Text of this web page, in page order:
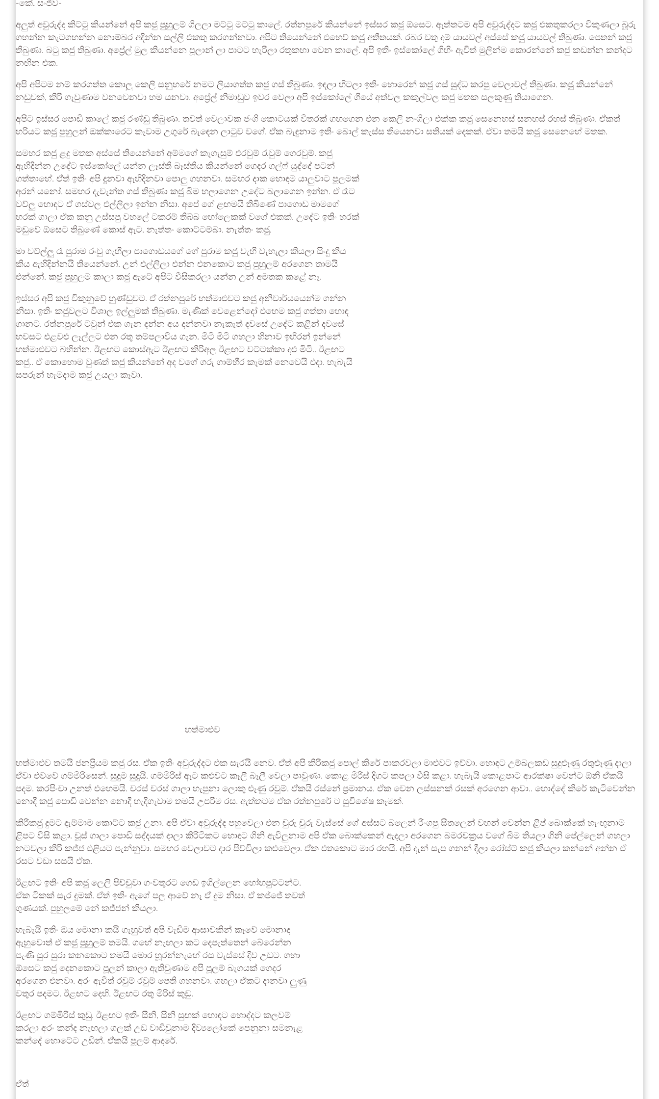
-කේ. සංජීව-
අලුත් අවුරුද්ද කිට්ටු කියන්නේ අපි කජු පුහුලම් ගිලලා මට්ටු මට්ටු කාලේ. රත්නපුරේ කියන්නේ ඉස්සර කජු ඕසෙට. ඇත්තටම අපි අවුරුද්දට කජු එකතුකරලා විකුණලා බූරු
ගහන්න කැටගහන්න නොම්බර අදින්න සල්ලි එකතු කරගන්නවා. අපිට තියෙන්නේ එහෙව් කජු අතීතයක්. රබර වතු දම් යායවල් අස්සේ කජු යායවල් තිබුණා. පෙතන් කජු
තිබුණා. බටු කජු තිබුණා. අප්‍රේල් මුල කියන්නෙ පූලාන් ලා පාටට හැරිලා රතුකහා වෙන කාලේ. අපි ඉතිං ඉස්කෝලේ ගිහිං ඇවිත් මුලින්ම කොරන්නේ කජු කඩන්න කන්දට
නඟින එක.
අපි අපිටම නම් කරගත්ත කොලු කෙලි සනුහරේ නමට ලියාගත්ත කජු ගස් තිබුණා. ඉඳලා හිටලා ඉතිං හොරෙන් කජු ගස් සුද්ධ කරපු වෙලාවල් තිබුණා. කජු කියන්නේ
නඩුවක්, කිරි ගෑවුණාම වනවෙනවා හම යනවා. අප්‍රේල් නිමාඩුව ඉවර වෙලා අපි ඉස්කෝලේ ගියේ අත්වල කකුල්වල කජු මතක සලකුණු තියාගෙන.
අපිට ඉස්සර පොඩි කාලේ කජු රණ්ඩු තිබුණා. තවත් වෙලාවක ජංගි කොටයක් විතරක් ගහගෙන එන කෙලි නංගිලා එක්ක කජු සෙනෙහස් සනහස් රහස් තිබුණා. ඒකත්
හරියට කජු පුහුලන් ඔක්කාරෙට කෑවාම උගුරේ බැඳෙන ලාටුව වගේ. ඒක බැඳුනාම ඉතිං බොල් කැස්ස තියෙනවා සතියක් දෙකක්. ඒවා තමයි කජු සෙනෙහේ මතක.
සමහර කජු ළදු මතක අස්සේ තියෙන්නේ අම්මගේ කෑගැසුම් එරවුම් රැවුම් ගෙරවුම්. කජු
ඇහිදින්න උදේට ඉස්කෝලේ යන්න ලෑස්ති බෑස්තිය කියන්නේ ගෙදර ගල්ෆ් යුද්දේ පටන්
ගත්තාහේ. ඒත් ඉතිං අපි දූනවා ඇහිදිනවා පොලු ගහනවා. සමහර දාක හොඳම යාලුවාට පූලමක්
අරන් යනෝ. සමහර දැවැන්ත ගස් තිබුණා කජු බිම හලාගෙන උදේට බලාගෙන ඉන්න. ඒ රෑට
වව්ලු හොඳට ඒ ගස්වල එල්ලිලා ඉන්න නිසා. අපේ ගේ ළඟමයි තිබිණේ පාගොඩ මාමගේ
හරක් ගාලා ඒක කනු උස්සපු වහලේ ටකරම් තිබ්බ හෝලෙකක් වගේ එකක්. උදේට ඉතිං හරක්
මඩුවේ ඕසෙට තිබුණේ කොස් ඇට. නැත්තං කොට්ටම්බා. නැත්තං කජු.
මා වව්ල්ලු රෑ පුරාම රංචු ගැහීලා පාගොඩයගේ ගේ පුරාම කජු වැහි වැහැලා කියලා සිංදු කිය
කිය ඇහිදින්නයි තියෙන්නේ. උන් එල්ලිලා එන්න එනකොට කජු පුහුලම් අරගෙන තාමයි
එන්නේ. කජු පුහුලම කාලා කජු ඇටේ අපිට වීසිකරලා යන්න උන් අමතක කළේ නෑ.
ඉස්සර අපි කජු විකුනුවේ හුණ්ඩුවට. ඒ රත්නපුරේ හත්මාළුවට කජු අනිවාර්යයෙන්ම ගන්න
නිසා. ඉතිං කජුවලට විශාල ඉල්ලුමක් තිබුණා. මැණික් වෙළෙන්දෝ එහෙම කජු ගත්තා හොඳ
ගානට. රත්නපුරේ ටවුන් එක ගැන දන්න අය දන්නවා නැකැත් දවසේ උදේට කළින් දවසේ
හවසට එළවළු ලෑල්ලට එන රතු තම්පලාවිය ගැන. මිටි මිටි ගහලා හිනාව ඉහිරන් ඉන්නේ
හත්මාළුවට බහින්න. ඊළඟට කොස්ඇට ඊළඟට කිරිඅල ඊළඟට වට්ටක්කා දළු මිටි.. ඊළඟට
කජු.. ඒ කොහොම වුණත් කජු කියන්නේ අද වගේ ගරු ගාම්භීර කෑමක් නෙවෙයි එදා. හැබැයි
සපරුන් හැමදාම කජු උයලා කෑවා.
හත්මාළුව
හත්මාළුව තමයි ජනප්‍රියම කජු රස. ඒක ඉතිං අවුරුද්දට එක සැරයි නෙව. ඒත් අපි කිරිකජු පොල් කිරේ පාකරවලා මාළුවට ඉව්වා. හොඳට උම්බලකඩ සුදුළූණු රතුළූණු දාලා
ඒවා එව්වේ ගම්මිරිසෙන්. සුදුම සුදුයි. ගම්මිරිස් ඇට කළුවට කෑලී බෑලී වෙලා පාවුණා. කොළ මිරිස් දිගට කපලා වීසි කළා. හැබැයි කොළපාට ආරක්ෂා වෙන්ට ඕනී ඒකයි
පදම. කරපිංචා උනත් එහෙමයි. චරස් චරස් ගාලා හැපුනා ලොකු ළූණු රවුම්. ඒකයි රස්නේ ප්‍රමානය. ඒක වෙන ලස්සනක් රසක් අරගෙන ආවා.. හොද්දේ කිරේ කැටිවෙන්න
නොදී කජු පොඩි වෙන්න නොදී හැදිගෑවාම තමයි උපරීම රස. ඇත්තටම ඒක රත්නපුරේ ට සුවිශේෂ කෑමක්.
කිරිකජු දුමට දැම්මාම කොට්ට කජු උනා. අපි ඒවා අවුරුද්ද පහුවෙලා එන චුරු චුරු වැස්සේ ගේ අස්සට බලෙන් රිංගපු සීතලෙන් වහන් වෙන්න ළිප් බොක්කේ හැංඟුනාම
ළිපට වීසි කළා. චූස් ගාලා පොඩි සද්දයක් දාලා කිරිටිකට හොඳට ගිනි ඇවිලුනාම අපි ඒක බොක්කෙන් ඇදලා අරගෙන බමරචක්‍රය වගේ බිම තියලා ගිනි පේල්ලෙන් ගහලා
නටවලා කිරි කජ්ජ එළියට පැන්නුවා. සමහර වෙලාවට දාර පිච්චිලා කළුවෙලා. ඒක එතකොට මාර රහයි. අපි දැන් සැප ගනන් දීලා රෝස්ට් කජු කියලා කන්නේ අන්න ඒ
රසට වඩා සසයි ඒක.
ඊළඟට ඉතිං අපි කජු ලෙලි පිච්චුවා ගංවතුරට ගෙඩ ඉගිල්ලෙන හෝහපුට්ටන්ට.
ඒක ටිකක් සැර දුමක්. ඒත් ඉතිං ඇගේ පලු ආවේ නෑ ඒ දුම නිසා. ඒ කජ්ජේ තවත්
ගුණයක්. පුහුලමේ නේ කජ්ජන් කියලා.
හැබැයි ඉතිං ඔය මොනා කයි ගැහුවත් අපි වැඩිම ආසාවකින් කෑවේ මොනාද
ඇහුවොත් ඒ කජු පුහුලම් තමයි. ගහේ නැඟලා කට දෙපැත්තෙන් බේරෙන්න
පැණි සුර සුරා කනකොට තමයි මොර හූරන්නැහේ රස වැස්සේ දිව උඩට. ගහා
ඕසෙට කජු දෙනකොට පූලන් කාලා ඇතිවුණාම අපි පූලම් බැගයක් ගෙදර
අරගෙන එනවා. අරං ඇවිත් රවුම් රවුම් පෙති ගහනවා. ගහලා ඒකට දානවා ලුණු
වතුර පදමට. ඊළඟට දෙහි. ඊළඟට රතු මිරිස් කුඩු.
ඊළඟට ගම්මිරිස් කුඩු. ඊළඟට ඉතිං සීනි, සීනි සුඟක් හොඳට හොද්දට කලවම්
කරලා අරං කන්ද නැඟලා ගලක් උඩ වාඩිවුනාම දිව්‍යලෝකේ පෙනුනා සමනැළ
කන්දේ හොටේට උඩින්. ඒකයි පූලම් ආදරේ.
ඒත්